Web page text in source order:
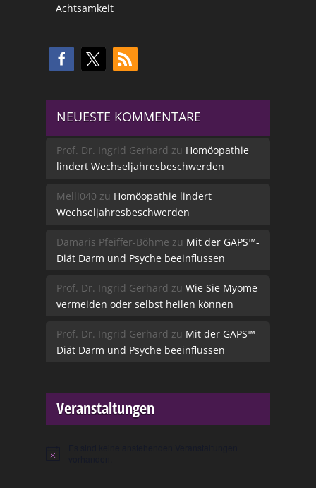
Achtsamkeit
NEUESTE KOMMENTARE
Prof. Dr. Ingrid Gerhard zu Homöopathie
lindert Wechseljahresbeschwerden
Melli040 zu Homöopathie lindert
Wechseljahresbeschwerden
Damaris Pfeiffer-Böhme zu Mit der GAPS™-
Diät Darm und Psyche beeinflussen
Prof. Dr. Ingrid Gerhard zu Wie Sie Myome
vermeiden oder selbst heilen können
Prof. Dr. Ingrid Gerhard zu Mit der GAPS™-
Diät Darm und Psyche beeinflussen
Veranstaltungen
Hinweis